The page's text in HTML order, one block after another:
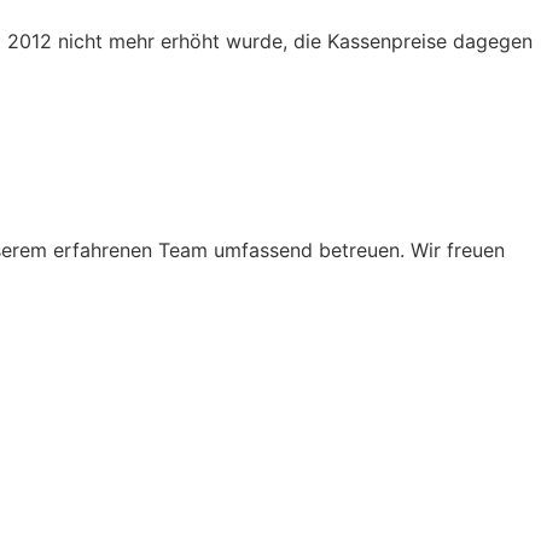
nicht mehr erhöht wurde, die Kassenpreise dagegen
erfahrenen Team umfassend betreuen. Wir freuen